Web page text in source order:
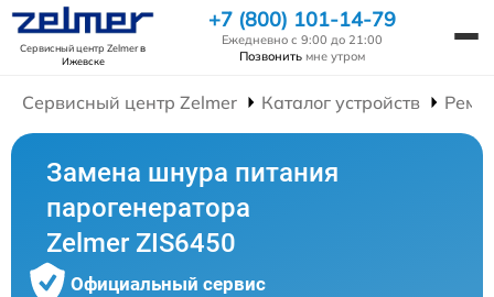
Сервисный центр Zelmerв
Ижевске
+7 (800) 101-14-79
Ежедневно с 9:00 до 21:00
Позвонить мне утром
Сервисный центр Zelmer Каталог устройств
Замена шнура питания
парогенератора
Zelmer ZIS6450
Официальный сервис